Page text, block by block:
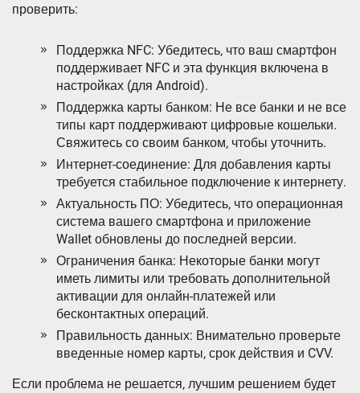
проверить:
Поддержка NFC: Убедитесь‚ что ваш смартфон
поддерживает NFC и эта функция включена в
настройках (для Android).
Поддержка карты банком: Не все банки и не все
типы карт поддерживают цифровые кошельки.
Свяжитесь со своим банком‚ чтобы уточнить.
Интернет-соединение: Для добавления карты
требуется стабильное подключение к интернету.
Актуальность ПО: Убедитесь‚ что операционная
система вашего смартфона и приложение
Wallet обновлены до последней версии.
Ограничения банка: Некоторые банки могут
иметь лимиты или требовать дополнительной
активации для онлайн-платежей или
бесконтактных операций.
Правильность данных: Внимательно проверьте
введенные номер карты‚ срок действия и CVV.
Если проблема не решается‚ лучшим решением будет